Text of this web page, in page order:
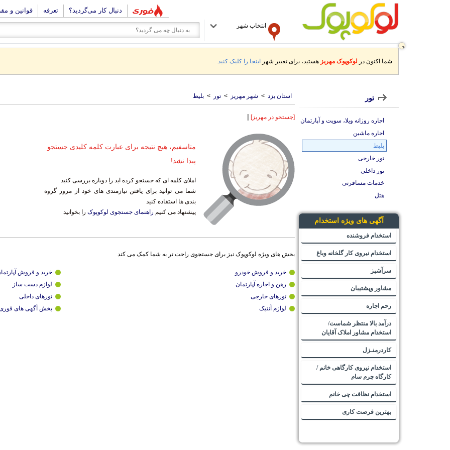
دنبال کار می‌گردید؟ تعرفه قوانین و
انتخاب شهر
شما اکنون در لوکوپوک مهریز هستید، برای تغییر شهر اینجا را کلیک کنید.
استان یزد > شهر مهریز > تور > بلیط
[جستجو در مهریز] |
متاسفیم، هیچ نتیجه برای عبارت کلمه کلیدی جستجو
پیدا نشد!
املای کلمه ای که جستجو کرده اید را دوباره بررسی کنید
شما می توانید برای یافتن نیازمندی های خود از مرور گروه
بندی ها استفاده کنید
پیشنهاد می کنیم راهنمای جستجوی لوکوپوک را بخوانید
بخش های ویژه لوکوپوک نیز برای جستجوی راحت تر به شما کمک می کند
خرید و فروش خودرو
خرید و فروش
رهن و اجاره آپارتمان
لوازم دست ساز
تورهای خارجی
تورهای داخلی
لوازم آنتیک
بخش آگهی های
تور
اجاره روزانه ویلا، سویت و آپارتمان
اجاره ماشین
بلیط
تور خارجی
تور داخلی
خدمات مسافرتی
هتل
آگهی های ویژه استخدام
استخدام فروشنده
استخدام نیروی کار گلخانه وباغ
سرآشپز
مشاور وپشتیبان
رحم اجاره
درآمد بالا منتظر شماست/
استخدام مشاور املاک آقایان
کاردرمنـزل
استخدام نیروی کارگاهی خانم /
کارگاه چرم سام
استخدام نظافت چی خانم
بهترین فرصت کاری